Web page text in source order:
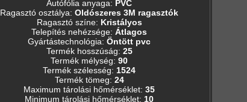
Autófólia anyaga: PVC
Ragasztó osztálya: Oldószeres 3M ragasztók
Ragasztó színe: Kristályos
Telepítés nehézsége: Átlagos
Gyártástechnológia: Öntött pvc
Termék hosszúság: 25
Termék mélység: 90
Termék szélesség: 1524
Termék tömeg: 24
Maximum tárolási hőmérséklet: 35
Minimum tárolási hőmérséklet: 10